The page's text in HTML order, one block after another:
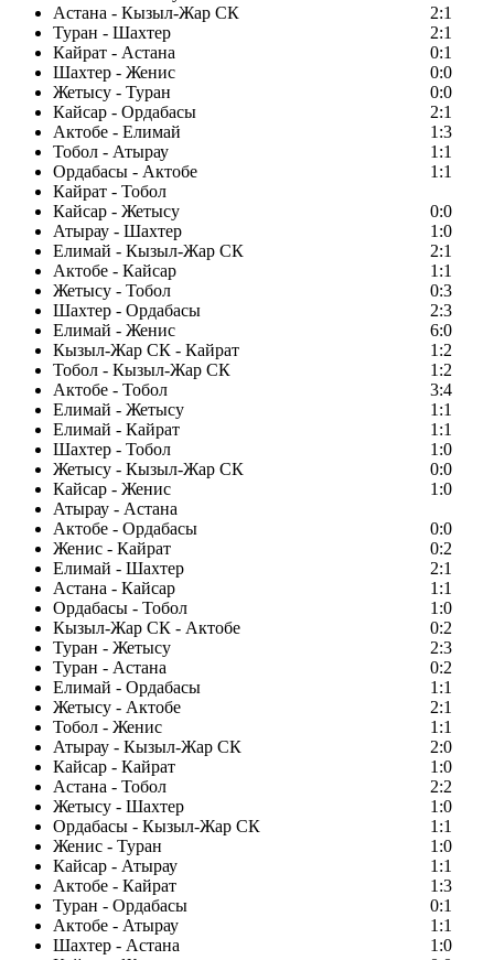
Астана - Кызыл-Жар СК
2:1
Туран - Шахтер
2:1
Кайрат - Астана
0:1
Шахтер - Женис
0:0
Жетысу - Туран
0:0
Кайсар - Ордабасы
2:1
Актобе - Елимай
1:3
Тобол - Атырау
1:1
Ордабасы - Актобе
1:1
Кайрат - Тобол
Кайсар - Жетысу
0:0
Атырау - Шахтер
1:0
Елимай - Кызыл-Жар СК
2:1
Актобе - Кайсар
1:1
Жетысу - Тобол
0:3
Шахтер - Ордабасы
2:3
Елимай - Женис
6:0
Кызыл-Жар СК - Кайрат
1:2
Тобол - Кызыл-Жар СК
1:2
Актобе - Тобол
3:4
Елимай - Жетысу
1:1
Елимай - Кайрат
1:1
Шахтер - Тобол
1:0
Жетысу - Кызыл-Жар СК
0:0
Кайсар - Женис
1:0
Атырау - Астана
Актобе - Ордабасы
0:0
Женис - Кайрат
0:2
Елимай - Шахтер
2:1
Астана - Кайсар
1:1
Ордабасы - Тобол
1:0
Кызыл-Жар СК - Актобе
0:2
Туран - Жетысу
2:3
Туран - Астана
0:2
Елимай - Ордабасы
1:1
Жетысу - Актобе
2:1
Тобол - Женис
1:1
Атырау - Кызыл-Жар СК
2:0
Кайсар - Кайрат
1:0
Астана - Тобол
2:2
Жетысу - Шахтер
1:0
Ордабасы - Кызыл-Жар СК
1:1
Женис - Туран
1:0
Кайсар - Атырау
1:1
Актобе - Кайрат
1:3
Туран - Ордабасы
0:1
Актобе - Атырау
1:1
Шахтер - Астана
1:0